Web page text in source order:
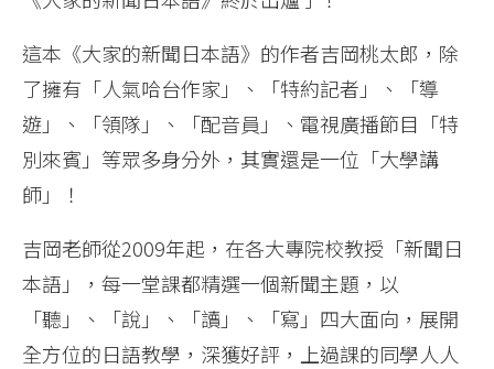
這本《大家的新聞日本語》的作者吉岡桃太郎，除
了擁有「人氣哈台作家」、「特約記者」、「導
遊」、「領隊」、「配音員」、電視廣播節目「特
別來賓」等眾多身分外，其實還是一位「大學講
師」！
吉岡老師從2009年起，在各大專院校教授「新聞日
本語」，每一堂課都精選一個新聞主題，以
「聽」、「說」、「讀」、「寫」四大面向，展開
全方位的日語教學，深獲好評，上過課的同學人人